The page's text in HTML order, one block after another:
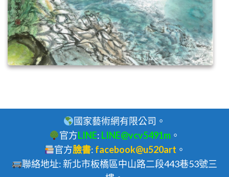
國家藝術網有限公司。
官方LINE: LINE@vcv5491m 。
官方臉書: facebook@u520art 。
聯絡地址: 新北市板橋區中山路二段443巷53號三